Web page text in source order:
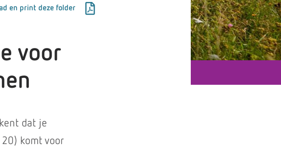
en print deze folder
voor
dat je
komt voor